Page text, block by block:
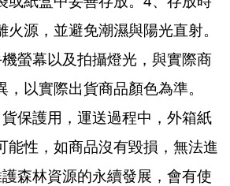
火源，並避免潮濕與陽光直射。
螢幕以及拍攝燈光，與實際商
，以實際出貨商品顏色為準。
保護用，運送過程中，外箱紙
能性，如商品沒有毀損，無法進
森林資源的永續發展，會有使